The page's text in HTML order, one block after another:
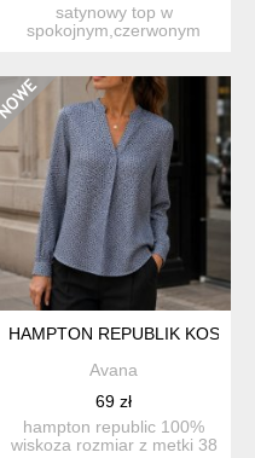
satynowy top w
spokojnym,czerwonym
HAMPTON REPUBLIK
Avana
69 zł
hampton republic 100%
wiskoza rozmiar z metki 38